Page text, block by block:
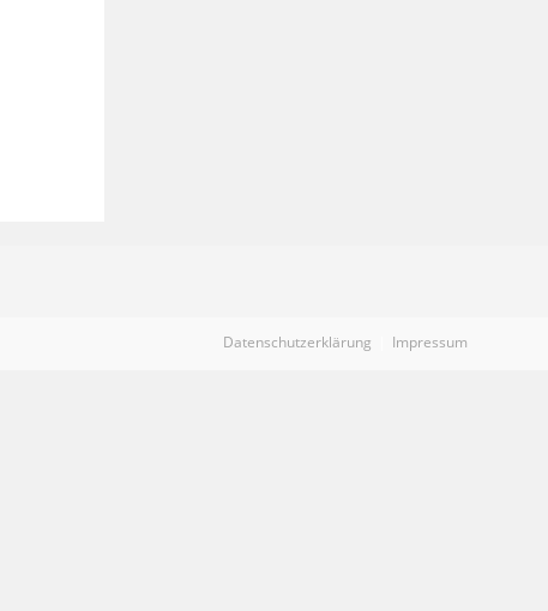
Datenschutzerklärung Impressum